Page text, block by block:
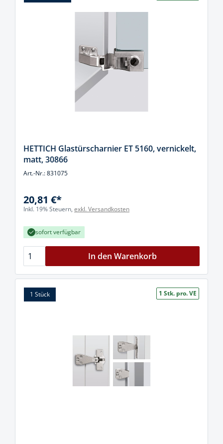
HETTICH Glastürscharnier ET 5160, vernickelt,
matt, 30866
Art.-Nr.: 831075
20,81 €*
Inkl. 19% Steuern, exkl. Versandkosten
sofort verfügbar
In den Warenkorb
1 Stück 1 Stk. pro. VE